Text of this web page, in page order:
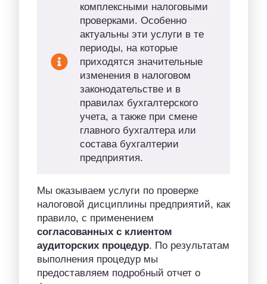
комплексными налоговыми
проверками. Особенно
актуальны эти услуги в те
периоды, на которые
приходятся значительные
изменения в налоговом
законодательстве и в
правилах бухгалтерского
учета, а также при смене
главного бухгалтера или
состава бухгалтерии
предприятия.
Мы оказываем услуги по проверке
налоговой дисциплины предприятий, как
правило, с применением
согласованных с клиентом
аудиторских процедур. По результатам
выполнения процедур мы
предоставляем подробный отчет о